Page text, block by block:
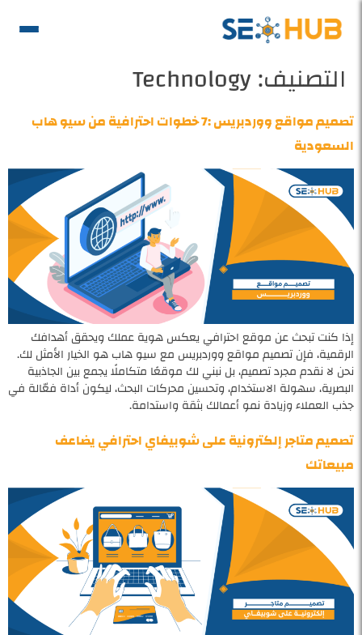
التصنيف:Technology
تصميم مواقع ووردبريس :7 خطوات احترافية من سيو هاب
السعودية
إذا كنت تبحث عن موقع احترافي يعكس هوية عملك ويحقق أهدافك
الرقمية، فإن تصميم مواقع ووردبريس مع سيو هاب هو الخيار الأمثل لك.
نحن لا نقدم مجرد تصميم، بل نبني لك موقعًا متكاملًا يجمع بين الجاذبية
البصرية، سهولة الاستخدام، وتحسين محركات البحث، ليكون أداة فعّالة في
جذب العملاء وزيادة نمو أعمالك بثقة واستدامة.
تصميم متاجر إلكترونية على شوبيفاي احترافي يضاعف
مبيعاتك